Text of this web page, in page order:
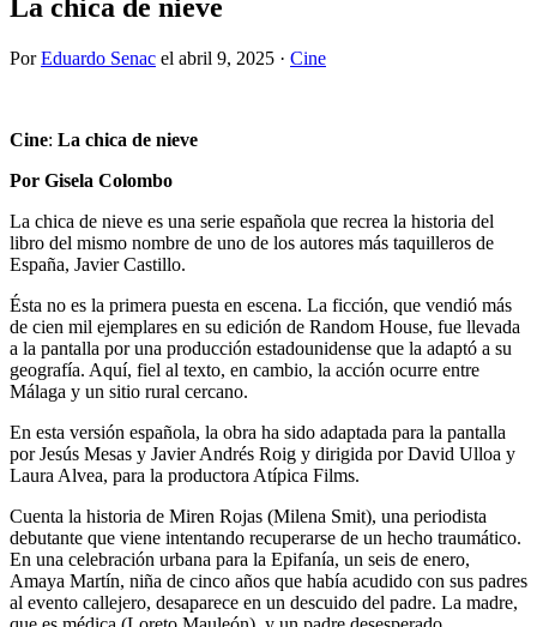
La chica de nieve
PorEduardo Senac el abril 9, 2025 · Cine
Cine: La chica de nieve
Por Gisela Colombo
La chica de nieve es una serie española que recrea la historia del
libro del mismo nombre de uno de los autores más taquilleros de
España, Javier Castillo.
Ésta no es la primera puesta en escena. La ficción, que vendió más
de cien mil ejemplares en su edición de Random House, fue llevada
a la pantalla por una producción estadounidense que la adaptó a su
geografía. Aquí, fiel al texto, en cambio, la acción ocurre entre
Málaga y un sitio rural cercano.
En esta versión española, la obra ha sido adaptada para la pantalla
por Jesús Mesas y Javier Andrés Roig y dirigida por David Ulloa y
Laura Alvea, para la productora Atípica Films.
Cuenta la historia de Miren Rojas (Milena Smit), una periodista
debutante que viene intentando recuperarse de un hecho traumático.
En una celebración urbana para la Epifanía, un seis de enero,
Amaya Martín, niña de cinco años que había acudido con sus padres
al evento callejero, desaparece en un descuido del padre. La madre,